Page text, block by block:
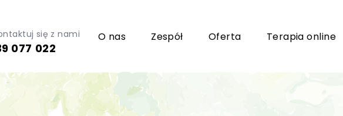
się z nami
077 022
O nas Zespół Oferta Terapia online